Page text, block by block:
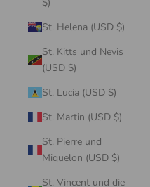
St. Helena (USD $)
St. Kitts und Nevis
(USD $)
St. Lucia (USD $)
St. Martin (USD $)
St. Pierre und
Miquelon (USD $)
St. Vincent und die